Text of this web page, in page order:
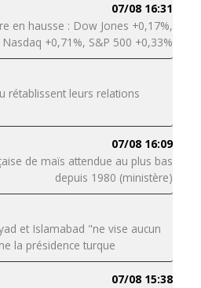
07/08 16:31
en hausse : Dow Jones +0,17%,
Nasdaq +0,71%, S&P 500 +0,33%
rétablissent leurs relations
07/08 16:09
de maïs attendue au plus bas
depuis 1980 (ministère)
et Islamabad "ne vise aucun
la présidence turque
07/08 15:38